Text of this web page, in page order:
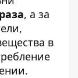
, а за
в